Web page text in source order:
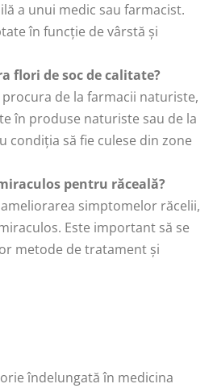
a unui medic sau farmacist.
în funcție de vârstă și
flori de soc de calitate?
de la farmacii naturiste,
în produse naturiste sau de la
condiția să fie culese din zone
pentru răceală?
simptomelor răcelii,
Este important să se
metode de tratament și
îndelungată în medicina